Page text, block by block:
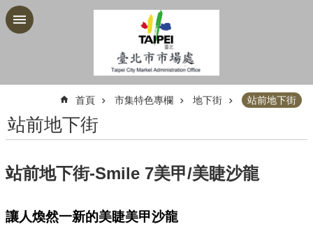
跳到主要內容區塊
首頁 市集特色專欄 地下街 站前地下街
站前地下街
站前地下街-Smile 7美甲/美睫沙龍
讓人煥然一新的美睫美甲沙龍